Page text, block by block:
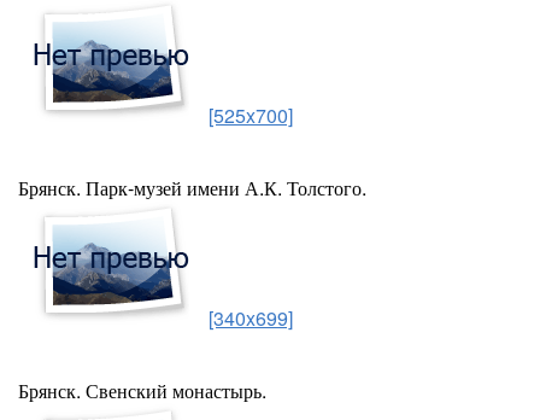
[525x700]
Брянск. Парк-музей имени А.К. Толстого.
[340x699]
Брянск. Свенский монастырь.